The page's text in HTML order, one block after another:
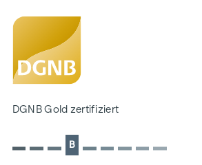
166 Tiefgaragenstellplätze
Ideal für Anleger und Eigennutzer
DGNB Gold Nachhaltigkeits-
Lage direkt an der malerischen Donau
NACHHALTIGKEIT
Erschaffung von nachhaltigem
DGNB Gold zertifiziert
B